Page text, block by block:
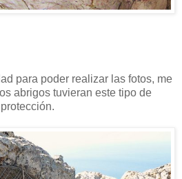
para poder realizar las fotos, me
abrigos tuvieran este tipo de
protección.